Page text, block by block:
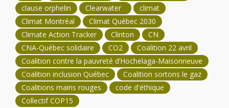
clause orphelin
Clearwater
climat
Climat Montréal
Climat Québec 2030
Climate Action Tracker
Clinton
CN
CNA-Québec solidaire
CO2
Coalition 22 avril
Coalition contre la pauvreté d’Hochelaga-Maisonneuve
Coalition inclusion Québec
Coalition sortons le gaz
Coalitions mains rouges
code d'éthique
Collectif COP15